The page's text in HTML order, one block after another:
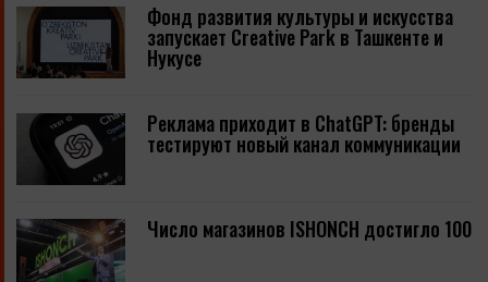
Фонд развития культуры и искусства
запускает Creative Park в Ташкенте и
Нукусе
Реклама приходит в ChatGPT: бренды
тестируют новый канал коммуникации
Число магазинов ISHONCH достигло 100